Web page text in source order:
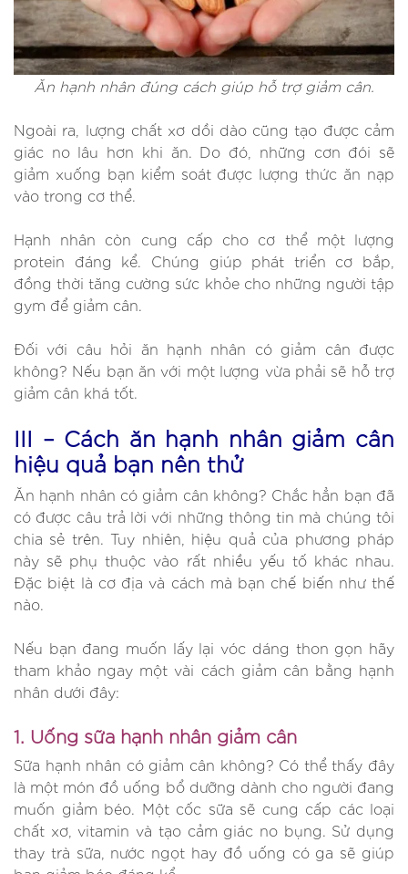
Ăn hạnh nhân đúng cách giúp hỗ trợ giảm cân.
Ngoài ra, lượng chất xơ dồi dào cũng tạo được cảm
giác no lâu hơn khi ăn. Do đó, những cơn đói sẽ
giảm xuống bạn kiểm soát được lượng thức ăn nạp
vào trong cơ thể.
Hạnh nhân còn cung cấp cho cơ thể một lượng
protein đáng kể. Chúng giúp phát triển cơ bắp,
đồng thời tăng cường sức khỏe cho những người tập
gym để giảm cân.
Đối với câu hỏi ăn hạnh nhân có giảm cân được
không? Nếu bạn ăn với một lượng vừa phải sẽ hỗ trợ
giảm cân khá tốt.
III – Cách ăn hạnh nhân giảm cân
hiệu quả bạn nên thử
Ăn hạnh nhân có giảm cân không? Chắc hẳn bạn đã
có được câu trả lời với những thông tin mà chúng tôi
chia sẻ trên. Tuy nhiên, hiệu quả của phương pháp
này sẽ phụ thuộc vào rất nhiều yếu tố khác nhau.
Đặc biệt là cơ địa và cách mà bạn chế biến như thế
nào.
Nếu bạn đang muốn lấy lại vóc dáng thon gọn hãy
tham khảo ngay một vài cách giảm cân bằng hạnh
nhân dưới đây:
1. Uống sữa hạnh nhân giảm cân
Sữa hạnh nhân có giảm cân không? Có thể thấy đây
là một món đồ uống bổ dưỡng dành cho người đang
muốn giảm béo. Một cốc sữa sẽ cung cấp các loại
chất xơ, vitamin và tạo cảm giác no bụng. Sử dụng
thay trà sữa, nước ngọt hay đồ uống có ga sẽ giúp